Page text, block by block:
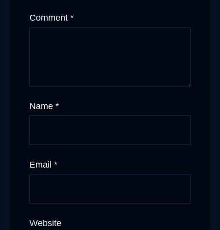
Comment *
Name *
Email *
Website